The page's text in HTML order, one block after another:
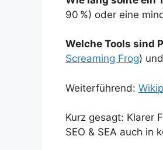
90 %) oder eine
Welche Tools sind
Screaming Frog)
Weiterführend:
Kurz gesagt: Klarer
SEO & SEA auch in